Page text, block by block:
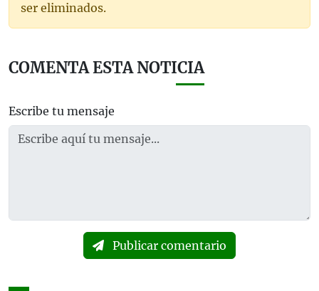
ser eliminados.
COMENTA ESTA NOTICIA
Escribe tu mensaje
Publicar comentario